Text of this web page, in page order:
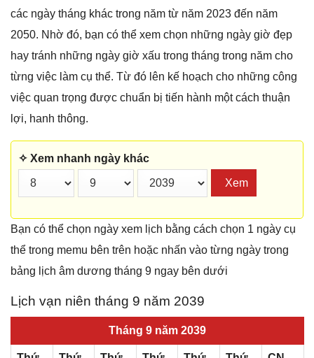
các ngày tháng khác trong năm từ năm 2023 đến năm
2050. Nhờ đó, bạn có thể xem chọn những ngày giờ đẹp
hay tránh những ngày giờ xấu trong tháng trong năm cho
từng việc làm cụ thể. Từ đó lên kế hoạch cho những công
việc quan trọng được chuẩn bị tiến hành một cách thuận
lợi, hanh thông.
✧ Xem nhanh ngày khác
Xem
Bạn có thể chọn ngày xem lịch bằng cách chọn 1 ngày cụ
thể trong memu bên trên hoặc nhấn vào từng ngày trong
bảng lịch âm dương tháng 9 ngay bên dưới
Lịch vạn niên tháng 9 năm 2039
Tháng 9 năm 2039